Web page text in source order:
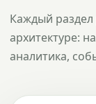
Каждый
архитектуре:
аналитика,